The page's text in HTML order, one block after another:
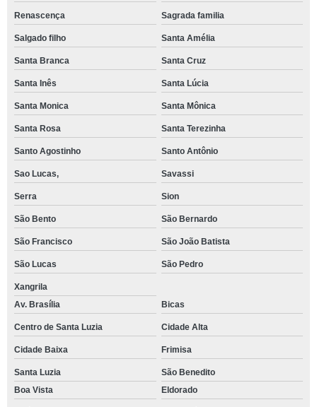
Renascença Sagrada familia
Salgado filho Santa Amélia
Santa Branca Santa Cruz
Santa Inês Santa Lúcia
Santa Monica Santa Mônica
Santa Rosa Santa Terezinha
Santo Agostinho Santo Antônio
Sao Lucas, Savassi
Serra Sion
São Bento São Bernardo
São Francisco São João Batista
São Lucas São Pedro
Xangrila
Av. Brasília
Bicas
Centro de Santa Luzia Cidade Alta
Cidade Baixa Frimisa
Santa Luzia
São Benedito
Boa Vista
Eldorado